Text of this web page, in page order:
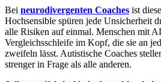
Bei neurodivergenten Coaches ist
Hochsensible spüren jede Unsicherheit
alle Risiken auf einmal. Menschen mit
Vergleichsschleife im Kopf, die sie an
zweifeln lässt. Autistische Coaches
strenger in Frage als alle anderen.